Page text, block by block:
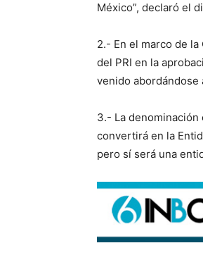
México”, declaró el
2.- En el marco de
del PRI en la
venido abordándose
3.- La denominación
convertirá en la
pero sí será una